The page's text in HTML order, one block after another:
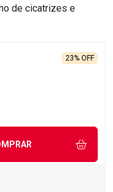
de cicatrizes e
23% OFF
UMA UNIDADE